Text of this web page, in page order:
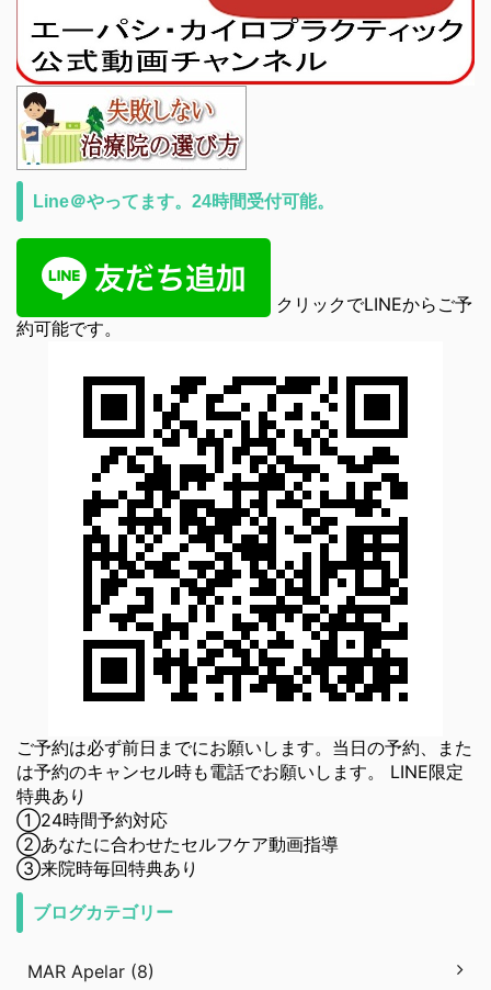
Line＠やってます。24時間受付可能。
クリックでLINEからご予
約可能です。
ご予約は必ず前日までにお願いします。当日の予約、また
は予約のキャンセル時も電話でお願いします。 LINE限定
特典あり
①24時間予約対応
②あなたに合わせたセルフケア動画指導
③来院時毎回特典あり
ブログカテゴリー
MAR Apelar (8)